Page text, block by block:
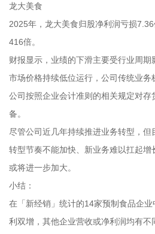
龙大美食
2025年，龙大美食归股净利润亏损
416倍。
财报显示，业绩的下滑主要受行业周
市场价格持续低位运行，公司传统业务
公司按照企业会计准则的相关规定对
备。
尽管公司近几年持续推进业务转型，
转型节奏不能加快、新业务难以扛起增
或将进一步加大。
小结：
在「新经销」统计的14家预制食品企
利双增，其他企业营收或净利润均有